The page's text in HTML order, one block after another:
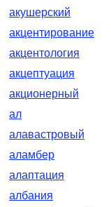
акушерский
акцентирование
акцентология
акцептуация
акционерный
ал
алавастровый
аламбер
алаптация
албания